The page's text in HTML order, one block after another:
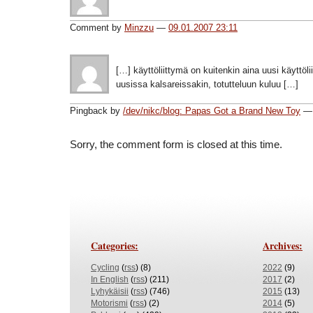
Comment by Minzzu — 09.01.2007 23:11
[…] käyttöliittymä on kuitenkin aina uusi
uusissa kalsareissakin, totutteluun kuluu […]
Pingback by /dev/nikc/blog: Papas Got a Brand New Toy
Sorry, the comment form is closed at this time.
Categories:
Cycling (rss) (8)
In English (rss) (211)
Lyhykäisii (rss) (746)
Motorismi (rss) (2)
Archives:
2022 (9)
2017 (2)
2015 (13)
2014 (5)